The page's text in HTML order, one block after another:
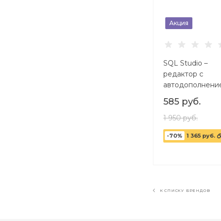
Акция
SQL Studio –
редактор с
названий
столбцов,
запросы
585 руб.
1 950 руб.
-70% 1 365 руб.
К СПИСКУ БРЕНДОВ